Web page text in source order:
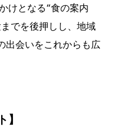
けとなる“食の案内
でを後押しし、地域
出会いをこれからも広
】